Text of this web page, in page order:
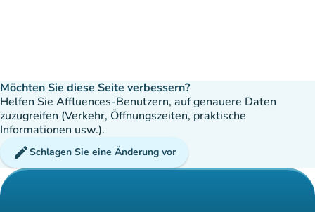
Möchten Sie diese Seite verbessern?
Helfen Sie Affluences-Benutzern, auf genauere Daten
zuzugreifen (Verkehr, Öffnungszeiten, praktische
Informationen usw.).
editSchlagen Sie eine Änderung vor